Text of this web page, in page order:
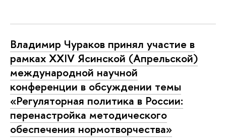
Владимир Чураков принял участие в
рамках XXIV Ясинской (Апрельской)
международной научной
конференции в обсуждении темы
«Регуляторная политика в России:
перенастройка методического
обеспечения нормотворчества»